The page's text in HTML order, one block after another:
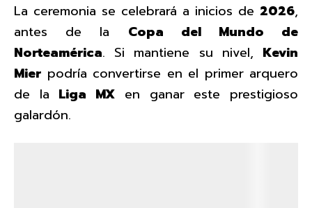
La ceremonia se celebrará a inicios de 2026,
antes de la Copa del Mundo de
Norteamérica. Si mantiene su nivel, Kevin
Mier podría convertirse en el primer arquero
de la Liga MX en ganar este prestigioso
galardón.